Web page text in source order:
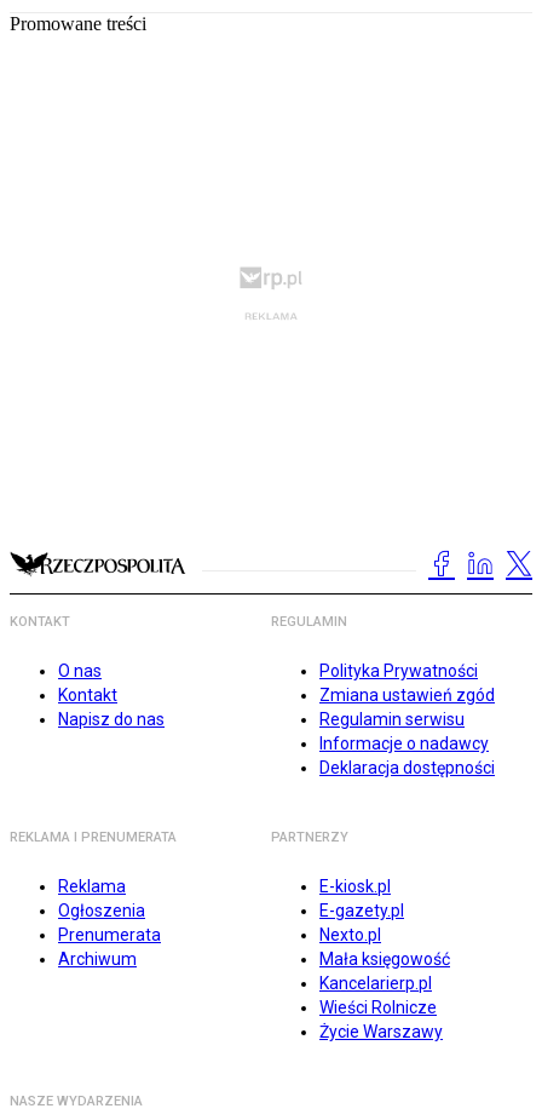
Promowane treści
KONTAKT
O nas
Kontakt
Napisz do nas
REGULAMIN
Polityka Prywatności
Zmiana ustawień zgód
Regulamin serwisu
Informacje o nadawcy
Deklaracja dostępności
REKLAMA I PRENUMERATA
Reklama
Ogłoszenia
Prenumerata
Archiwum
PARTNERZY
E-kiosk.pl
E-gazety.pl
Nexto.pl
Mała księgowość
Kancelarierp.pl
Wieści Rolnicze
Życie Warszawy
NASZE WYDARZENIA